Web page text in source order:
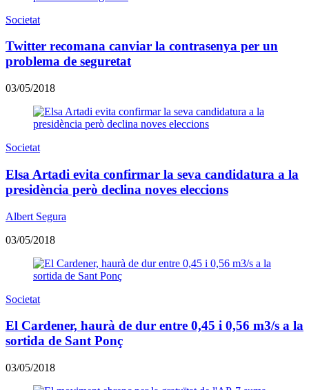
Societat
Twitter recomana canviar la contrasenya per un
problema de seguretat
03/05/2018
Societat
​Elsa Artadi evita confirmar la seva candidatura a la
presidència però declina noves eleccions
Albert Segura
03/05/2018
Societat
El Cardener, haurà de dur entre 0,45 i 0,56 m3/s a la
sortida de Sant Ponç
03/05/2018